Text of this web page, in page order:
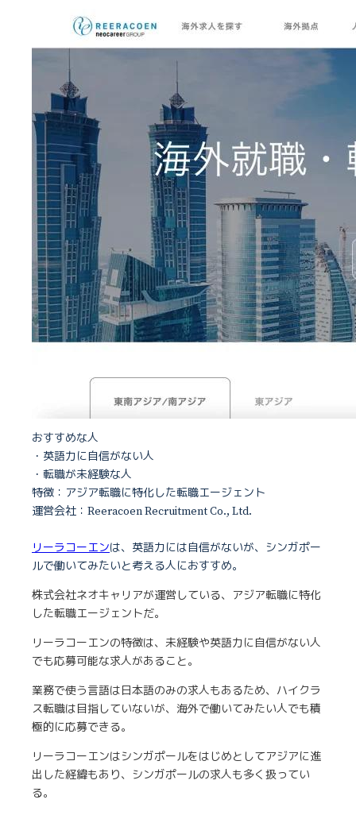
おすすめな人
・英語力に自信がない人
・転職が未経験な人
特徴：アジア転職に特化した転職エージェント
運営会社：Reeracoen Recruitment Co., Ltd.
リーラコーエンは、英語力には自信がないが、シンガポー
ルで働いてみたいと考える人におすすめ。
株式会社ネオキャリアが運営している、アジア転職に特化
した転職エージェントだ。
リーラコーエンの特徴は、未経験や英語力に自信がない人
でも応募可能な求人があること。
業務で使う言語は日本語のみの求人もあるため、ハイクラ
ス転職は目指していないが、海外で働いてみたい人でも積
極的に応募できる。
リーラコーエンはシンガポールをはじめとしてアジアに進
出した経緯もあり、シンガポールの求人も多く扱ってい
る。